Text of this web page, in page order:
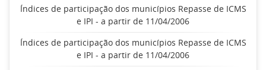
Índices de participação dos municípios Repasse de ICMS
e IPI - a partir de 11/04/2006
Índices de participação dos municípios Repasse de ICMS
e IPI - a partir de 11/04/2006